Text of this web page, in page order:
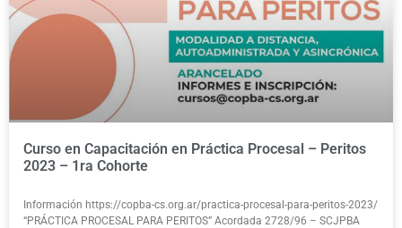
Curso en Capacitación en Práctica Procesal – Peritos
2023 – 1ra Cohorte
Información https://copba-cs.org.ar/practica-procesal-para-peritos-2023/
“PRÁCTICA PROCESAL PARA PERITOS” Acordada 2728/96 – SCJPBA